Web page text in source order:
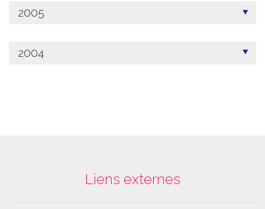
2005
2004
Liens externes